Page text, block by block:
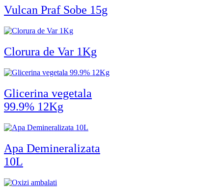
Vulcan Praf Sobe 15g
Clorura de Var 1Kg
Glicerina vegetala
99.9% 12Kg
Apa Demineralizata
10L